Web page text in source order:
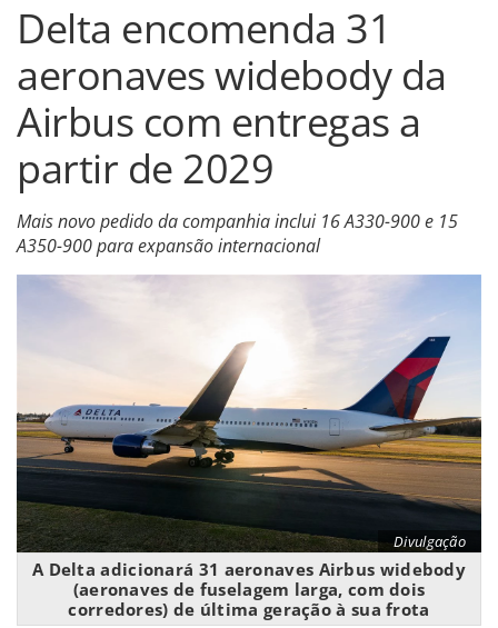
Delta encomenda 31
aeronaves widebody da
Airbus com entregas a
partir de 2029
Mais novo pedido da companhia inclui 16 A330-900 e 15
A350-900 para expansão internacional
Divulgação
A Delta adicionará 31 aeronaves Airbus widebody
(aeronaves de fuselagem larga, com dois
corredores) de última geração à sua frota